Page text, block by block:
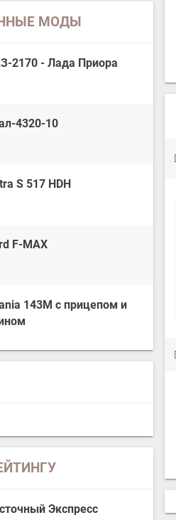
МОДЫ
2170 - Лада Приора
4320-10
S 517 HDH
F-MAX
143M с прицепом и
Экспресс